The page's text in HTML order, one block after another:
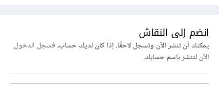
انضم إلى النقاش
يمكنك أن تنشر الآن وتسجل لاحقًا. إذا كان لديك حساب،فسجل الدخول
الآنلتنشر باسم حسابك.